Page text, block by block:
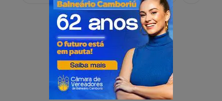
PUBLICIDADE